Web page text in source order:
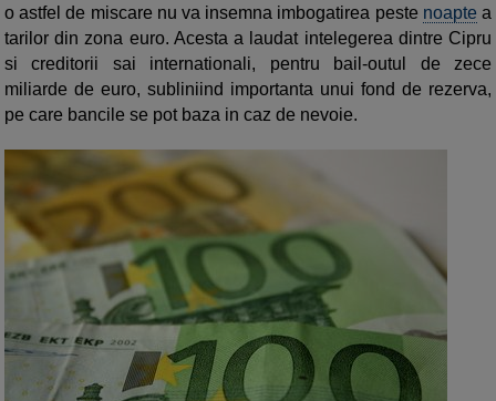
o astfel de miscare nu va insemna imbogatirea peste noapte a
tarilor din zona euro. Acesta a laudat intelegerea dintre Cipru
si creditorii sai internationali, pentru bail-outul de zece
miliarde de euro, subliniind importanta unui fond de rezerva,
pe care bancile se pot baza in caz de nevoie.